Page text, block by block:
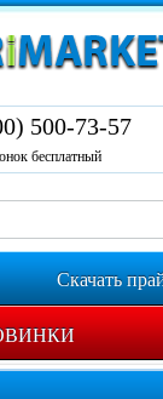
500-73-57
бесплатный
Скачать